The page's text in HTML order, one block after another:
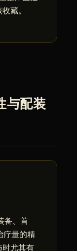
藏。
配装
备、首
疗量的精
时尤其有